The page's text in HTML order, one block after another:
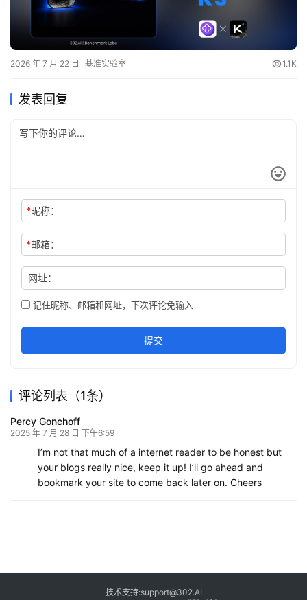
2026 年 7 月 22 日 基准实验室 1.1K
发表回复
*昵称：
*邮箱：
网址：
记住昵称、邮箱和网址，下次评论免输入
提交
评论列表（1条）
Percy Gonchoff
2025 年 7 月 28 日 下午6:59
I’m not that much of a internet reader to be honest but
your blogs really nice, keep it up! I’ll go ahead and
bookmark your site to come back later on. Cheers
技术支持:support@302.AI